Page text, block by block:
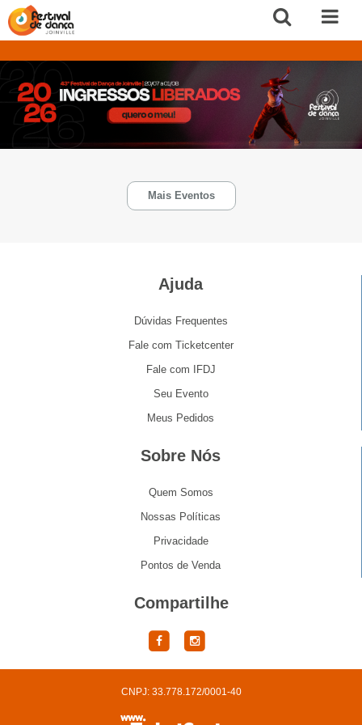
Mais Eventos
Ajuda
Dúvidas Frequentes
Fale com Ticketcenter
Fale com IFDJ
Seu Evento
Meus Pedidos
Sobre Nós
Quem Somos
Nossas Políticas
Privacidade
Pontos de Venda
Compartilhe
CNPJ: 33.778.172/0001-40